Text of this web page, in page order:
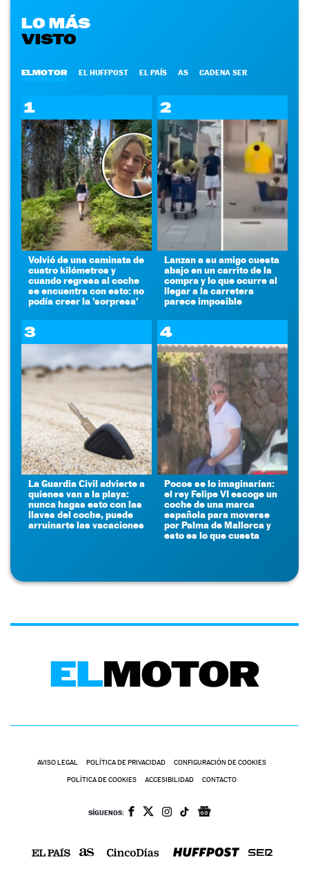
LO MÁS
VISTO
ELMOTOR EL HUFFPOST EL PAÍS AS CADENA SER
1
Volvió de una caminata de
cuatro kilómetros y
cuando regresa al coche
se encuentra con esto: no
podía creer la 'sorpresa'
2
Lanzan a su amigo cuesta
abajo en un carrito de la
compra y lo que ocurre al
llegar a la carretera
parece imposible
3
La Guardia Civil advierte a
quienes van a la playa:
nunca hagas esto con las
llaves del coche, puede
arruinarte las vacaciones
4
Pocos se lo imaginarían:
el rey Felipe VI escoge un
coche de una marca
española para moverse
por Palma de Mallorca y
esto es lo que cuesta
AVISO LEGAL POLÍTICA DE PRIVACIDAD CONFIGURACIÓN DE COOKIES
POLÍTICA DE COOKIES ACCESIBILIDAD CONTACTO
SÍGUENOS: